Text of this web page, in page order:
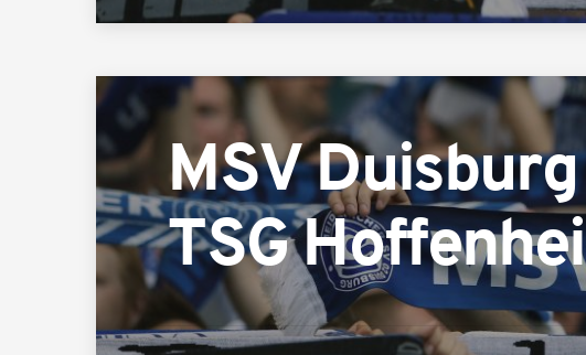
MSV Duisburg
TSG